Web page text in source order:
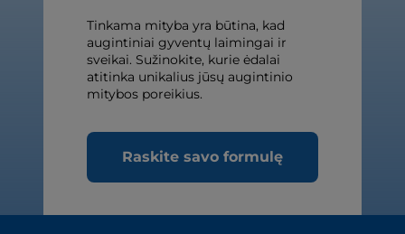
Tinkama mityba yra būtina, kad
augintiniai gyventų laimingai ir
sveikai. Sužinokite, kurie ėdalai
atitinka unikalius jūsų augintinio
mitybos poreikius.
Raskite savo formulę